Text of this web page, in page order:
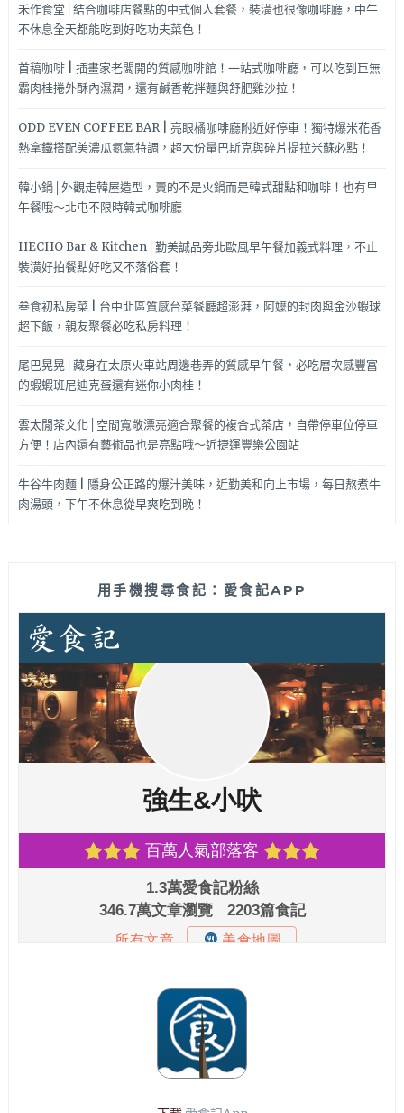
禾作食堂│結合咖啡店餐點的中式個人套餐，裝潢也很像咖啡廳，中午
不休息全天都能吃到好吃功夫菜色！
首稿咖啡 | 插畫家老闆開的質感咖啡館！一站式咖啡廳，可以吃到巨無
霸肉桂捲外酥內濕潤，還有鹹香乾拌麵與舒肥雞沙拉！
ODD EVEN COFFEE BAR | 亮眼橘咖啡廳附近好停車！獨特爆米花香
熱拿鐵搭配美濃瓜氮氣特調，超大份量巴斯克與碎片提拉米蘇必點！
韓小鍋│外觀走韓屋造型，賣的不是火鍋而是韓式甜點和咖啡！也有早
午餐哦～北屯不限時韓式咖啡廳
HECHO Bar & Kitchen│勤美誠品旁北歐風早午餐加義式料理，不止
裝潢好拍餐點好吃又不落俗套！
叁食初私房菜 | 台中北區質感台菜餐廳超澎湃，阿嬤的封肉與金沙蝦球
超下飯，親友聚餐必吃私房料理！
尾巴晃晃│藏身在太原火車站周邊巷弄的質感早午餐，必吃層次感豐富
的蝦蝦班尼迪克蛋還有迷你小肉桂！
雲太閒茶文化│空間寬敞漂亮適合聚餐的複合式茶店，自帶停車位停車
方便！店內還有藝術品也是亮點哦～近捷運豐樂公園站
牛谷牛肉麵 | 隱身公正路的爆汁美味，近勤美和向上市場，每日熬煮牛
肉湯頭，下午不休息從早爽吃到晚！
用手機搜尋食記：愛食記APP